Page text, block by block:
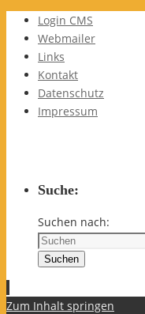
Login CMS
Webmailer
Links
Kontakt
Datenschutz
Impressum
Suche:
Suchen nach:
Suchen
Zum Inhalt springen